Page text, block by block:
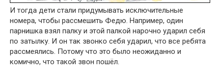
И тогда дети стали придумывать исключительные
номера, чтобы рассмешить Федю. Например, один
парнишка взял палку и этой палкой нарочно ударил себя
по затылку. И он так звонко себя ударил, что все ребята
рассмеялись. Потому что это было неожиданно и
комично, что такой звон пошёл.